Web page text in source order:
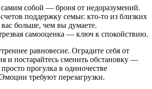
самим собой — броня от недоразумений.
поддержку семьи: кто-то из близких
больше, чем вы думаете.
самооценка — ключ к спокойствию.
равновесие. Оградите себя от
и постарайтесь сменить обстановку —
прогулка в одиночестве
требуют перезагрузки.